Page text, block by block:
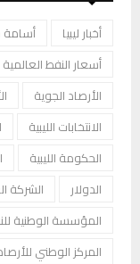
أخبار ليبيا أسامة
أسعار النفط العالمية
الأرصاد الجوية
الانتخابات الليبية
الحكومة الليبية
الدولار
الشركة
المؤسسة الوطنية
المركز الوطني